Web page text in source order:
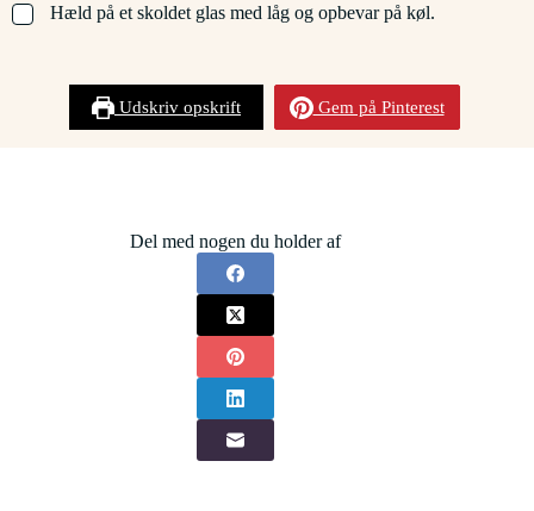
▢
Hæld på et skoldet glas med låg og opbevar på køl.
Udskriv opskrift Gem på Pinterest
Del med nogen du holder af